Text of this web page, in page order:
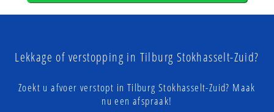
Lekkage of verstopping in Tilburg Stokhasselt-Zuid?
Zoekt u afvoer verstopt in Tilburg Stokhasselt-Zuid? Maak
nu een afspraak!